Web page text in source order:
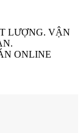
LƯỢNG. VẬN
ONLINE